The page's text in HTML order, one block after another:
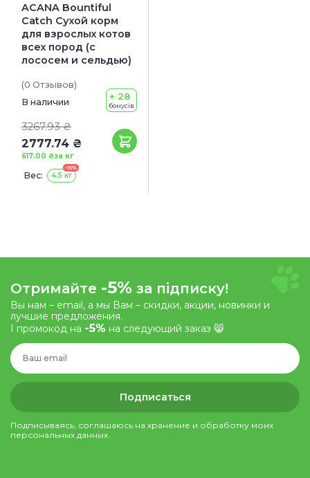
ACANA Bountiful
Catch Сухой корм
для взрослых котов
всех пород (с
лососем и сельдью)
(0 Отзывов)
В наличии
3267.93 ₴
2777.74 ₴
за кг
617.00 ₴
+ 28
бонусів
Вес:
-15%
4.5 кг
Отримайте -5% за підписку!
Вы нам – email, а мы Вам – скидки, акции, новинки и
лучшие предложения.
І промокод на -5% на следующий заказ 😸
Подписаться
Подписываясь, соглашаюсь на хранение и обработку моих
персональных данных.